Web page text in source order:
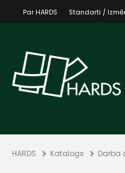
Par HARDS Standarti /
HARDS Katalogs Darba